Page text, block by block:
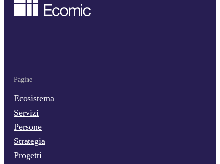
Pagine
Ecosistema
Servizi
Persone
Strategia
Progetti